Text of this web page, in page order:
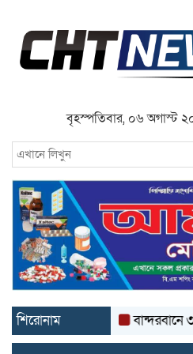
বৃহস্পতিবার, ০৬ অগাস্ট
শিরোনাম বান্দরবানে ৩